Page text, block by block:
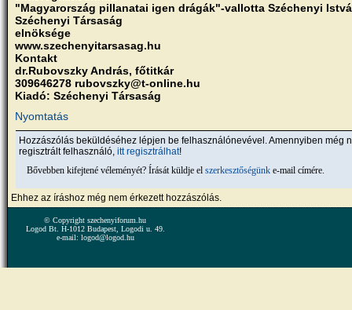
"Magyarország pillanatai igen drágák"-vallotta Széchenyi
Széchenyi Társaság
elnöksége
www.szechenyitarsasag.hu
Kontakt
dr.Rubovszky András, főtitkár
309646278 rubovszky@t-online.hu
Kiadó: Széchenyi Társaság
Nyomtatás
Hozzászólás beküldéséhez lépjen be felhasználónevével. Amennyiben még
regisztrált felhasználó,itt regisztrálhat!
Bővebben kifejtené véleményét? Írását küldje elszerkesztőségünk e-mail címére.
Ehhez az íráshoz még nem érkezett hozzászólás.
© Copyright szechenyiforum.hu
Logod Bt. H-1012 Budapest, Logodi u. 49.
e-mail: logod@logod.hu